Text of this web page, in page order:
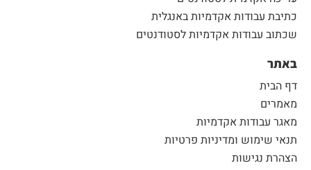
כתיבת עבודות אקדמיות באנגלית
שכתוב עבודות אקדמיות לסטודנטים
באתר
דף הבית
מאמרים
מאגר עבודות אקדמיות
תנאי שימוש ומדיניות פרטיות
הצהרת נגישות